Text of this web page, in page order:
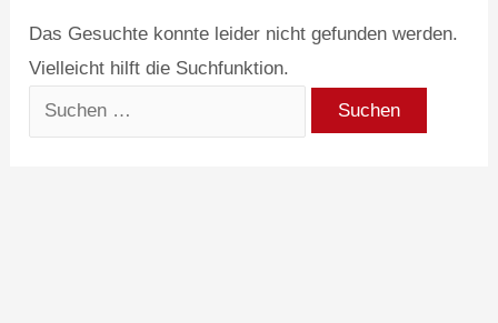
Das Gesuchte konnte leider nicht gefunden werden.
Vielleicht hilft die Suchfunktion.